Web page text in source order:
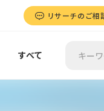
リサーチのご相
すべて